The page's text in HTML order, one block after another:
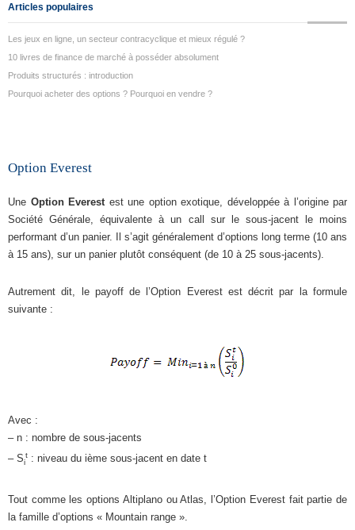
Articles populaires
Les jeux en ligne, un secteur contracyclique et mieux régulé ?
10 livres de finance de marché à posséder absolument
Produits structurés : introduction
Pourquoi acheter des options ? Pourquoi en vendre ?
Option Everest
Une Option Everestest une option exotique, développée à l’origine par
Société Générale, équivalente à un call sur le sous-jacent le moins
performant d’un panier. Il s’agit généralement d’options long terme (10 ans
à 15 ans), sur un panier plutôt conséquent (de 10 à 25 sous-jacents).
Autrement dit, le payoff de l’Option Everest est décrit par la formule
suivante :
Avec :
– n : nombre de sous-jacents
– Si
t : niveau du ième sous-jacent en date t
Tout comme les options Altiplano ou Atlas, l’Option Everest fait partie de
la famille d’options « Mountain range ».